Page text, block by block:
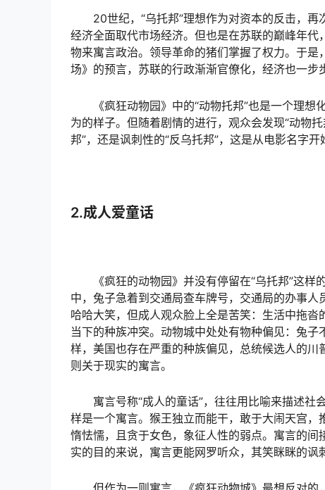
20世纪，“乌托邦”理想作为对资本的反击，
经济全面取代市场经济。但也是在苏联的巅峰年
物来寓言政治。领导革命的猪们掌握了权力。于
场》的预言，苏联的行政渐渐官僚化，经济也一步
《疯狂动物园》中的“动物托邦”也是一个理
为的样子。但随着剧情的进行，观众会发现“动物
邦”，还是讽刺性的“反乌托邦”，这是从电影名字开
2.成人爱童话
《疯狂的动物园》并没有停留在“乌托邦”这
中，兔子急着到交通局查车牌号，交通局的办事
哈哈大笑，但成人观众脸上全是苦笑：生活中拖
当下的种族冲突。动物城中处处有物种偏见：兔
样，美国也存在严重的种族偏见，总统候选人的
则关于现实的寓言。
寓言号称“成人的童话”，往往用比喻来描述
样是一个寓言。猴王独立而能干，敢于大闹天宫
惰怯懦，且贪于女色，象征人性的弱点。寓言的
实的目的来说，寓言更能网罗听众，其笑眯眯的讽